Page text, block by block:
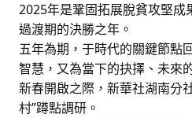
2025年是鞏固拓展脫貧攻堅成
過渡期的決勝之年。
五年為期，于時代的關鍵節點
智慧，又為當下的抉擇、未來
新春開啟之際，新華社湖南分
村”蹲點調研。